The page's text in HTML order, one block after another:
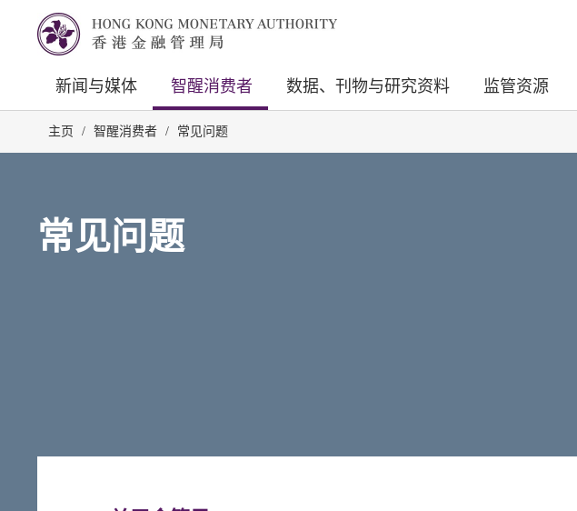
新闻与媒体 智醒消费者 数据、刊物与研究资料 监管资源
主页 / 智醒消费者 / 常见问题
常见问题